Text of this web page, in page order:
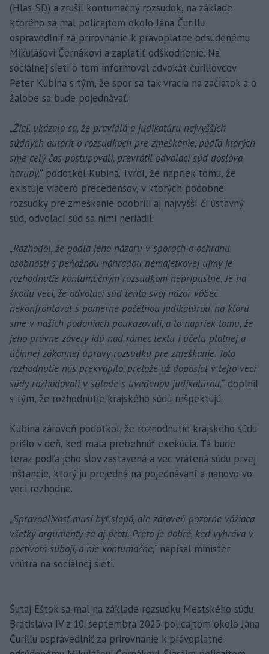
(Hlas-SD) a zrušil kontumačný rozsudok, na základe
ktorého sa mal policajtom okolo Jána Čurillu
ospravedlniť za prirovnanie k právoplatne odsúdenému
Mikulášovi Černákovi a zaplatiť odškodnenie. Na
sociálnej sieti o tom informoval advokát čurillovcov
Peter Kubina s tým, že spor sa tak vracia na začiatok a o
žalobe sa bude pojednávať.
„Žiaľ, ukázalo sa, že pravidlá a judikatúru najvyšších
súdnych autorít o rozsudkoch pre zmeškanie, podľa ktorých
sme celý čas postupovali, prevrátil odvolací súd doslova
naruby,“ podotkol Kubina. Tvrdí, že napriek tomu, že
existuje viacero precedensov, v ktorých podobné
rozsudky pre zmeškanie odobrili aj najvyšší či ústavný
súd, odvolací súd sa nimi neriadil.
„Rozhodol, že podľa jeho názoru v sporoch o ochranu
osobnosti s peňažnou náhradou nemajetkovej ujmy je
rozhodnutie kontumačným rozsudkom neprípustné. Je na
škodu veci, že odvolací súd tento svoj názor vôbec
nekonfrontoval s pomerne početnou judikatúrou, na ktorú
sme v našich podaniach poukazovali, a to napriek tomu, že
jeho právne závery idú nad rámec textu i účelu platnej a
účinnej zákonnej úpravy rozsudku pre zmeškanie. Toto
rozhodnutie nás prekvapilo, pretože až doposiaľ v tejto veci
súdy rozhodovali v súlade s uvedenou judikatúrou,“ doplnil
s tým, že rozhodnutie krajského súdu rešpektujú.
Kubina zároveň podotkol, že rozhodnutie krajského súdu
prišlo v deň, keď mala prebehnúť exekúcia. Tá bude
teraz podľa jeho slov zastavená a vec vrátená súdu prvej
inštancie, ktorý ju prejedná na pojednávaní a nanovo vo
veci rozhodne.
„Spravodlivosť musí byť slepá, ale zároveň pozorne vážiaca
všetky argumenty za aj proti. Preto je dobré, keď vyhráva v
poctivom súboji, a nie kontumačne,“ napísal minister
vnútra na sociálnej sieti.
Šutaj Eštok sa mal na základe rozsudku Mestského súdu
Bratislava IV z 10. septembra 2025 policajtom okolo Jána
Čurillu ospravedlniť za prirovnanie k právoplatne